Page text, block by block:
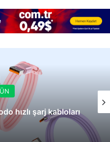
hızlı şarj kabloları